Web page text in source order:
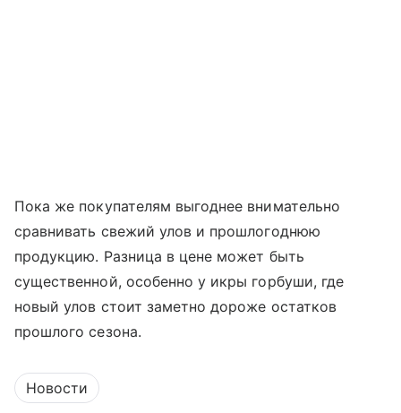
Пока же покупателям выгоднее внимательно
сравнивать свежий улов и прошлогоднюю
продукцию. Разница в цене может быть
существенной, особенно у икры горбуши, где
новый улов стоит заметно дороже остатков
прошлого сезона.
Новости